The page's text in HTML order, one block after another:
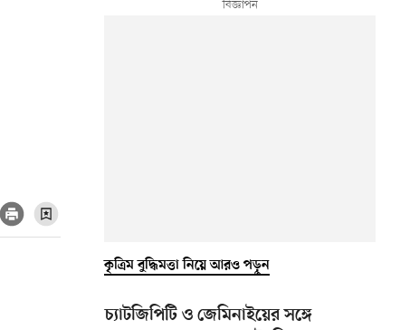
কৃত্রিম বুদ্ধিমত্তা নিয়ে আরও পড়ুন
চ্যাটজিপিটি ও জেমিনাইয়ের সঙ্গে